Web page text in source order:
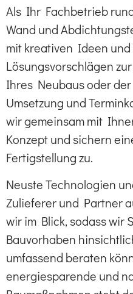
Als Ihr Fachbetrieb
Wand und
mit kreativen Ideen
Lösungsvorschlägen
Ihres Neubaus oder
Umsetzung und
wir gemeinsam mit
Konzept und sichern
Fertigstellung zu.
Neuste Technologien
Zulieferer und Partner
wir im Blick, sodass wir
Bauvorhaben
umfassend beraten
energiesparende und